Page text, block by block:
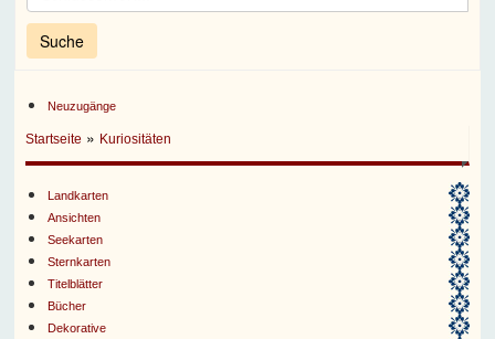
Neuzugänge
Startseite » Kuriositäten
Landkarten
Ansichten
Seekarten
Sternkarten
Titelblätter
Bücher
Dekorative